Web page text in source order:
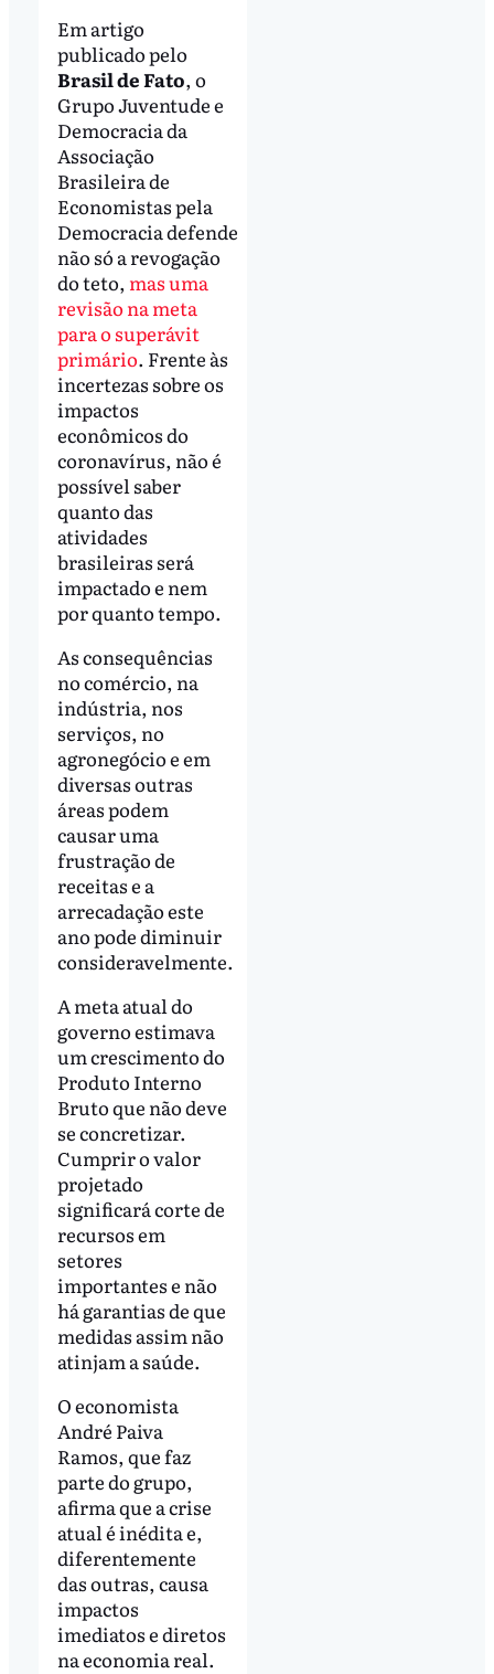
Em artigo
publicado pelo
Brasil de Fato, o
Grupo Juventude e
Democracia da
Associação
Brasileira de
Economistas pela
Democracia defende
não só a revogação
do teto, mas uma
revisão na meta
para o superávit
primário. Frente às
incertezas sobre os
impactos
econômicos do
coronavírus, não é
possível saber
quanto das
atividades
brasileiras será
impactado e nem
por quanto tempo.
As consequências
no comércio, na
indústria, nos
serviços, no
agronegócio e em
diversas outras
áreas podem
causar uma
frustração de
receitas e a
arrecadação este
ano pode diminuir
consideravelmente.
A meta atual do
governo estimava
um crescimento do
Produto Interno
Bruto que não deve
se concretizar.
Cumprir o valor
projetado
significará corte de
recursos em
setores
importantes e não
há garantias de que
medidas assim não
atinjam a saúde.
O economista
André Paiva
Ramos, que faz
parte do grupo,
afirma que a crise
atual é inédita e,
diferentemente
das outras, causa
impactos
imediatos e diretos
na economia real.